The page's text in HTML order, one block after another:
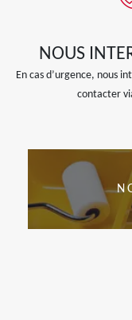
NOUS
En cas d’urgence, nous
contacter